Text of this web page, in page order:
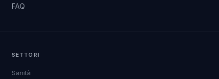
FAQ
SETTORI
Sanità